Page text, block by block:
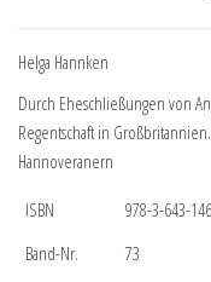
Helga Hannken
Durch Eheschließungen von
Regentschaft in
Hannoveranern
ISBN
978-3-643-
Band-Nr.
73